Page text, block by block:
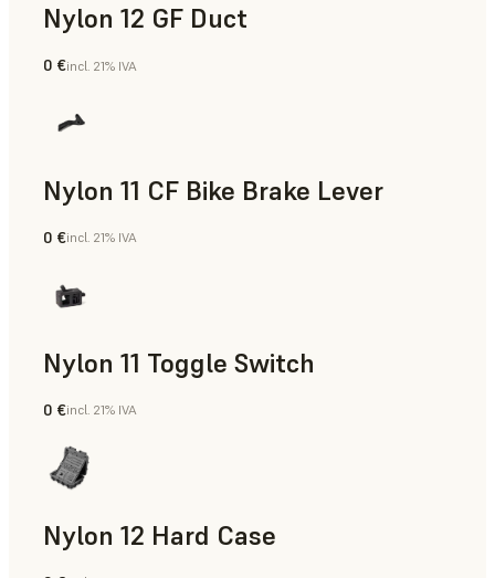
Nylon 12 GF Duct
Polvo para SLS
0 €incl. 21% IVA
Nylon 11 CF Bike Brake Lever
Polvo para SLS
0 €incl. 21% IVA
Nylon 11 Toggle Switch
Polvo para SLS
0 €incl. 21% IVA
Nylon 12 Hard Case